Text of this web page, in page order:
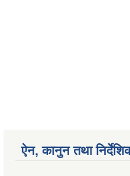
ऐन, कानुन तथा